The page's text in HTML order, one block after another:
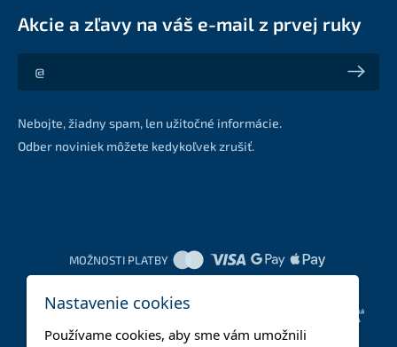
Akcie a zľavy na váš e-mail z prvej ruky
Akcie a zľavy na váš e-mail z prvej ruky
Nebojte, žiadny spam, len užitočné informácie.
Odber noviniek môžete kedykoľvek zrušiť.
MOŽNOSTI PLATBY
Nastavenie cookies
Používame cookies, aby sme vám umožnili